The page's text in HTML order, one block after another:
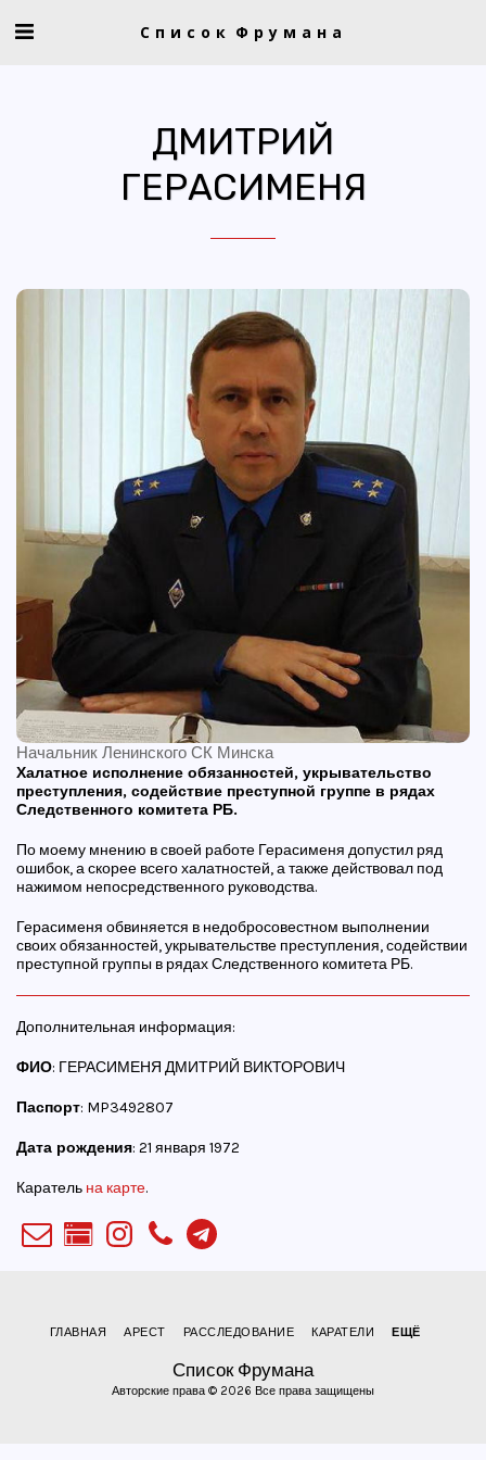
Список Фрумана
ДМИТРИЙ
ГЕРАСИМЕНЯ
Начальник Ленинского СК Минска
Халатное исполнение обязанностей, укрывательство
преступления, содействие преступной группе в рядах
Следственного комитета РБ.
По моему мнению в своей работе Герасименя допустил ряд
ошибок, а скорее всего халатностей, а также действовал под
нажимом непосредственного руководства.
Герасименя обвиняется в недобросовестном выполнении
своих обязанностей, укрывательстве преступления, содействии
преступной группы в рядах Следственного комитета РБ.
Дополнительная информация:
ФИО: ГЕРАСИМЕНЯ ДМИТРИЙ ВИКТОРОВИЧ
Паспорт: MP3492807
Дата рождения: 21 января 1972
Каратель на карте.
Список Фрумана
Авторские права © 2026 Все права защищены
ГЛАВНАЯ АРЕСТ РАССЛЕДОВАНИЕ КАРАТЕЛИ ЕЩЁ